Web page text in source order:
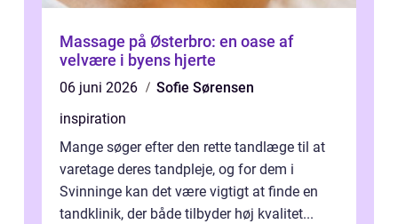
Massage på Østerbro: en oase af
velvære i byens hjerte
06 juni 2026
Sofie Sørensen
inspiration
Mange søger efter den rette tandlæge til at
varetage deres tandpleje, og for dem i
Svinninge kan det være vigtigt at finde en
tandklinik, der både tilbyder høj kvalitet...